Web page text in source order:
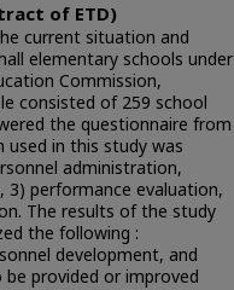
of ETD)
current situation and
elementary schools under
Commission,
consisted of 259 school
the questionnaire from
used in this study was
administration,
3) performance evaluation,
The results of the study
the following :
development, and
provided or improved